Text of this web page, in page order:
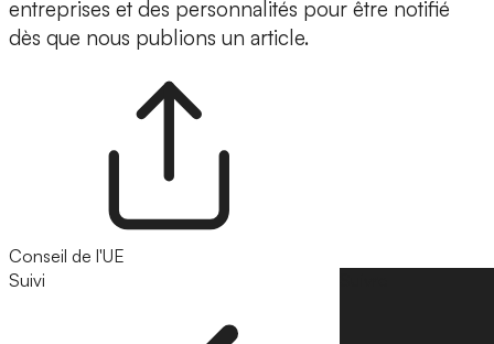
entreprises et des personnalités pour être notifié
dès que nous publions un article.
Conseil de l'UE
Suivi